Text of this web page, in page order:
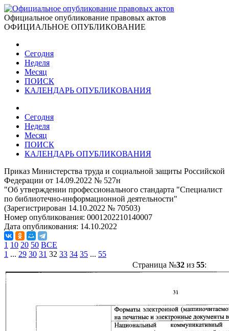
Официальное опубликование правовых актов
ОФИЦИАЛЬНОЕ ОПУБЛИКОВАНИЕ
Сегодня
Неделя
Месяц
ПОИСК
КАЛЕНДАРЬ ОПУБЛИКОВАНИЯ
Сегодня
Неделя
Месяц
ПОИСК
КАЛЕНДАРЬ ОПУБЛИКОВАНИЯ
Приказ Министерства труда и социальной защиты Российской
Федерации от 14.09.2022 № 527н
"Об утверждении профессионального стандарта "Специалист
по библиотечно-информационной деятельности"
(Зарегистрирован 14.10.2022 № 70503)
Номер опубликования: 0001202210140007
Дата опубликования: 14.10.2022
1 10 20 50 ВСЕ
1 ... 29 30 31 32 33 34 35 ... 55
Страница №32из 55: